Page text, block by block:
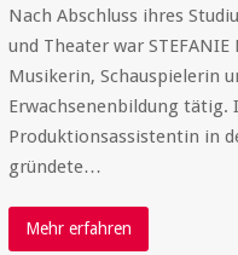
Nach Abschluss ihres
und Theater war
Musikerin, Schauspielerin
Erwachsenenbildung tätig.
Produktionsassistentin in
gründete…
Mehr erfahren